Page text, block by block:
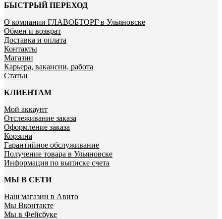
БЫСТРЫЙ ПЕРЕХОД
О компании ГЛАВОБТОРГ в Ульяновске
Обмен и возврат
Доставка и оплата
Контакты
Магазин
Карьера, вакансии, работа
Статьи
КЛИЕНТАМ
Мой аккаунт
Отслеживание заказа
Оформление заказа
Корзина
Гарантийное обслуживание
Получение товара в Ульяновске
Информация по выписке счета
МЫ В СЕТИ
Наш магазин в Авито
Мы Вконтакте
Мы в Фейсбуке